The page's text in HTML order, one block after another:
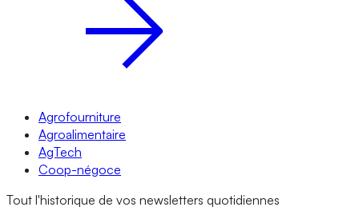
Agrofourniture
Agroalimentaire
AgTech
Coop-négoce
Tout l'historique de vos newsletters quotidiennes